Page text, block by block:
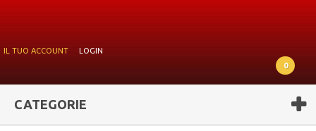
IL TUO ACCOUNT
LOGIN
0
CATEGORIE